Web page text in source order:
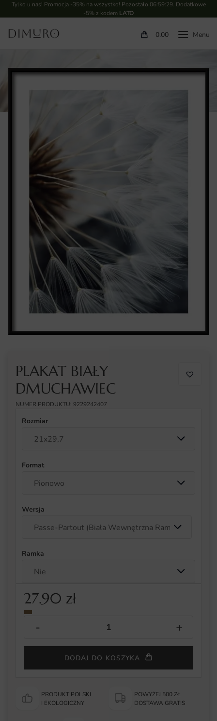
Tylko u nas! Promocja -35% na wszystko! Pozostało 06:59:28. Dodatkowe
-5% z kodem LATO
0.00
PLAKAT BIAŁY
DMUCHAWIEC
NUMER PRODUKTU: 9229242407
Rozmiar
Format
Wersja
Ramka
27.90 zł
DODAJ DO KOSZYKA
PRODUKT POLSKI
I EKOLOGICZNY
POWYŻEJ 500 ZŁ
DOSTAWA GRATIS